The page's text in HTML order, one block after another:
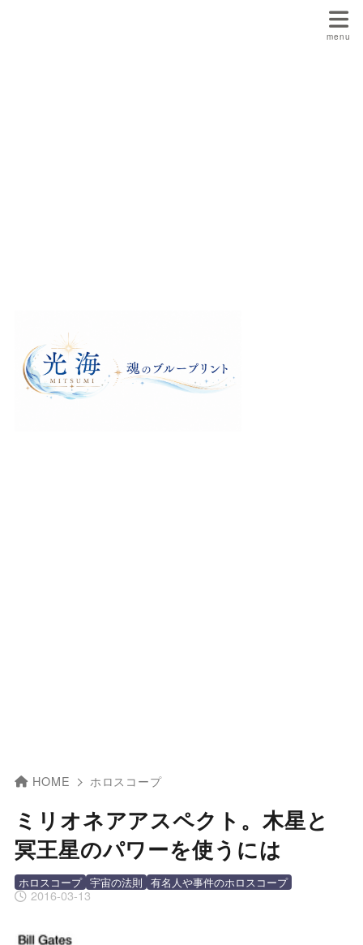
HOME ホロスコープ
ミリオネアアスペクト。木星と
冥王星のパワーを使うには
2016-03-13
ホロスコープ 宇宙の法則 有名人や事件のホロスコープ